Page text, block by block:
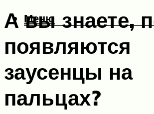
Меню
А вы знаете,
появляются
заусенцы на
пальцах?